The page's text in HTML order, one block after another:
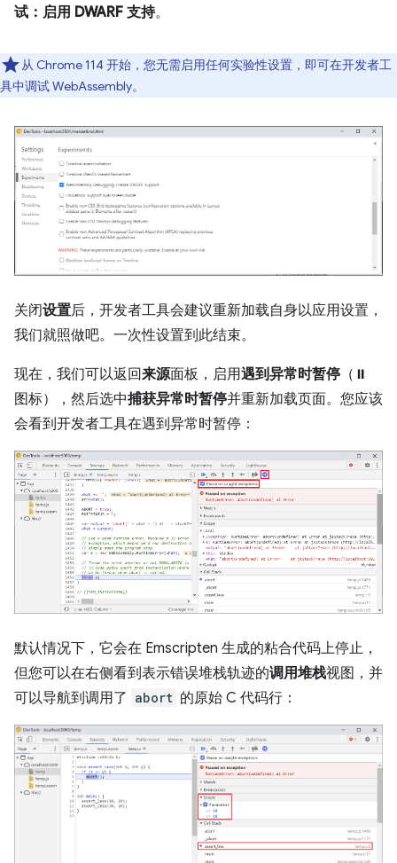
试：启用 DWARF 支持。
从 Chrome 114 开始，您无需启用任何实验性设置，即可在开发者工
具中调试 WebAssembly。
关闭设置后，开发者工具会建议重新加载自身以应用设置，
我们就照做吧。一次性设置到此结束。
现在，我们可以返回来源面板，启用遇到异常时暂停 （⏸
图标），然后选中捕获异常时暂停并重新加载页面。您应该
会看到开发者工具在遇到异常时暂停：
默认情况下，它会在 Emscripten 生成的粘合代码上停止，
但您可以在右侧看到表示错误堆栈轨迹的调用堆栈视图，并
可以导航到调用了 abort 的原始 C 代码行：